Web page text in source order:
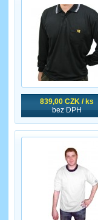
839,00 CZK / ks
bez DPH